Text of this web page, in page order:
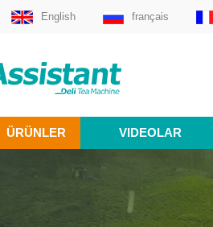
English français
ÜRÜNLER VIDEOLAR